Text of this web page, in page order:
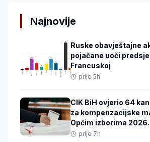
Najnovije
Ruske obavještajne
pojačane uoči
Francuskoj
prije 5h
CIK BiH ovjerio 64
za kompenzacijske
Općim izborima 2026.
prije 7h